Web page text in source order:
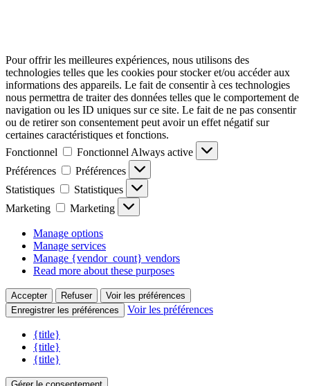
Pour offrir les meilleures expériences, nous utilisons des
technologies telles que les cookies pour stocker et/ou accéder aux
informations des appareils. Le fait de consentir à ces technologies
nous permettra de traiter des données telles que le comportement de
navigation ou les ID uniques sur ce site. Le fait de ne pas consentir
ou de retirer son consentement peut avoir un effet négatif sur
certaines caractéristiques et fonctions.
Fonctionnel
Fonctionnel Always active
Préférences
Préférences
Statistiques
Statistiques
Marketing
Marketing
Manage options
Manage services
Manage {vendor_count} vendors
Read more about these purposes
Accepter Refuser
Voir les préférences
Enregistrer les préférences
Voir les préférences
{title}
{title}
{title}